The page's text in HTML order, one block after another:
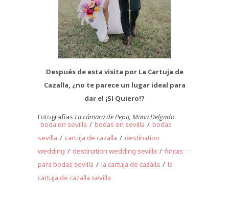
Después de esta visita por La Cartuja de
Cazalla, ¿no te parece un lugar ideal para
dar el ¡Sí Quiero!?
Fotografías La cámara de Pepa, Manu Delgado.
boda en sevilla / bodas en sevilla / bodas
sevilla / cartuja de cazalla / destination
wedding / destination wedding sevilla / fincas
para bodas sevilla / la cartuja de cazalla / la
cartuja de cazalla sevilla